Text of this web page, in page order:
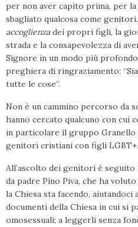
per non aver capito prima, per
sbagliato qualcosa come
accoglienzadei propri figli, la
strada e la consapevolezza di
Signore in un modo più
preghiera di ringraziamento:
tutte le cose”.
Non è un cammino percorso da
hanno cercato qualcuno con cui
in particolare il gruppo Granello
genitori cristiani con figli LGBT+.
All’ascolto dei genitori è
da padre Pino Piva, che ha
la Chiesa sta facendo,
documenti della Chiesa in cui si
omosessuali; a leggerli senza